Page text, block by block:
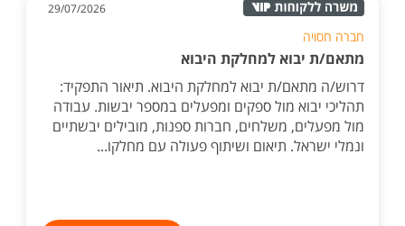
29/07/2026
חברה חסויה
מתאם/ת יבוא למחלקת היבוא
דרוש/ה מתאם/ת יבוא למחלקת היבוא. תיאור התפקיד:
תהליכי יבוא מול ספקים ומפעלים במספר יבשות. עבודה
מול מפעלים, משלחים, חברות ספנות, מובילים יבשתיים
ונמלי ישראל. תיאום ושיתוף פעולה עם מחלקו...